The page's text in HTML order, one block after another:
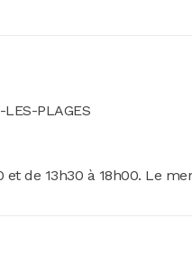
PLAGES
de 13h30 à 18h00. Le